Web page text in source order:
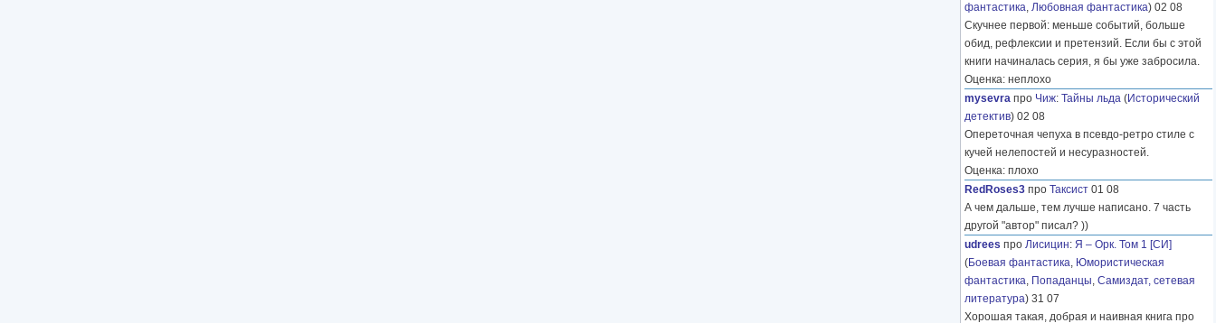
фантастика, Любовная фантастика) 02 08
Скучнее первой: меньше событий, больше
обид, рефлексии и претензий. Если бы с этой
книги начиналась серия, я бы уже забросила.
Оценка: неплохо
mysevra про Чиж: Тайны льда (Исторический
детектив) 02 08
Опереточная чепуха в псевдо-ретро стиле с
кучей нелепостей и несуразностей.
Оценка: плохо
RedRoses3 про Таксист 01 08
А чем дальше, тем лучше написано. 7 часть
другой "автор" писал? ))
udrees про Лисицин: Я – Орк. Том 1 [СИ]
(Боевая фантастика, Юмористическая
фантастика, Попаданцы, Самиздат, сетевая
литература) 31 07
Хорошая такая, добрая и наивная книга про